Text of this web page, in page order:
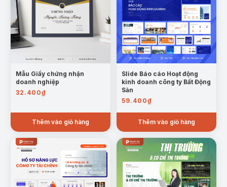
Mẫu Giấy chứng nhận
doanh nghiệp
32.400₫
Thêm vào giỏ hàng
Slide Báo cáo Hoạt động
kinh doanh công ty Bất Động
Sản
59.400₫
Thêm vào giỏ hàng